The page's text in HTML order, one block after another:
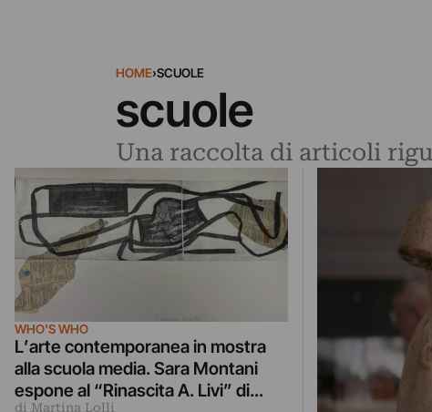
HOME›SCUOLE
scuole
Una raccolta di articoli
WHO'S WHO
L’arte contemporanea in mostra
alla scuola media. Sara Montani
espone al “Rinascita A. Livi” di
di Martina Lolli